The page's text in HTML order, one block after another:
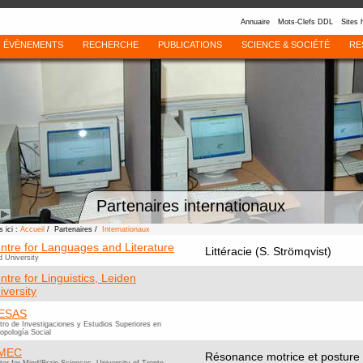
Annuaire Mots-Clefs DDL Sites
ÉVÈNEMENTS RECHERCHE PUBLICATIONS SCIENCE & SOCIÉTÉ
Partenaires internationaux
ici : Accueil / Partenaires / Internationaux
for Languages and Literature
University Littéracie (S. Strömqvist)
for Linguistics, Leiden
de Investigaciones y Estudios Superiores en
Social
Résonance motrice et